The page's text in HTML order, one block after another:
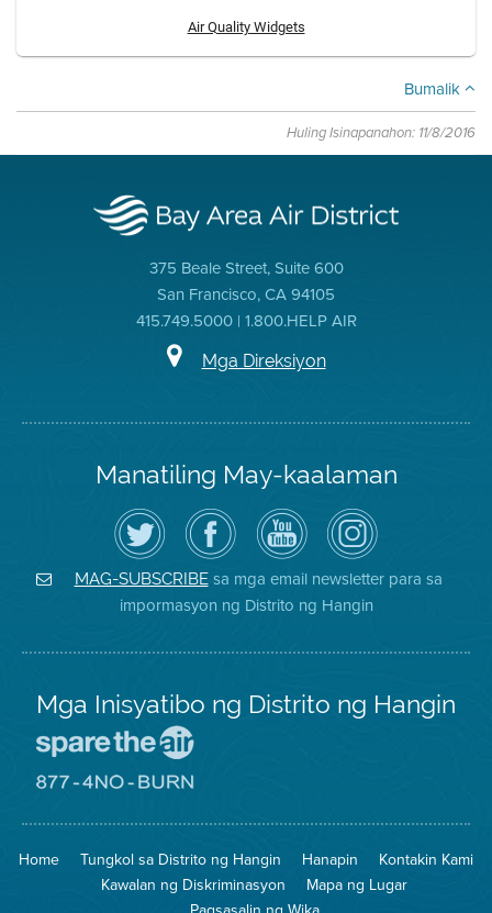
Air Quality Widgets
Bumalik
Huling Isinapanahon: 11/8/2016
375 Beale Street, Suite 600
San Francisco, CA 94105
415.749.5000 | 1.800.HELP AIR
Mga Direksiyon
Manatiling May-kaalaman
I-
follow
ang
Air
District
sa
Twitter
Bisitahin
ang
Page
sa
Facebook
ng
Distrito
Channel
sa
YouTube
ng
Air
District
Air
District
on
Instagram
MAG-SUBSCRIBEsa mga email newsletter para sa
impormasyon ng Distrito ng Hangin
Mga Inisyatibo ng Distrito ng Hangin
Iligtas
Hangin
8774
na
Pagsunog
Home Tungkol sa Distrito ng Hangin Hanapin
Kontakin Kami
Kawalan ng Diskriminasyon
Mapa ng Lugar